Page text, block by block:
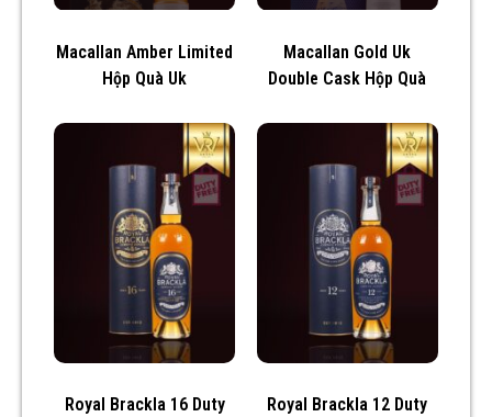
Macallan Amber Limited
Hộp Quà Uk
Macallan Gold Uk
Double Cask Hộp Quà
Royal Brackla 16 Duty
Royal Brackla 12 Duty